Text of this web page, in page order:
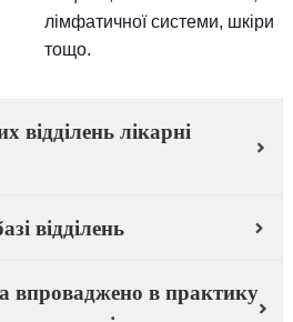
заочеревинного
складних
захворювань,
кінцівок, молочної
тощо.